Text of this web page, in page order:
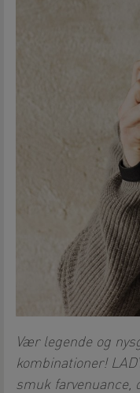
Vær legende og
kombinationer!
smuk farvenuance,